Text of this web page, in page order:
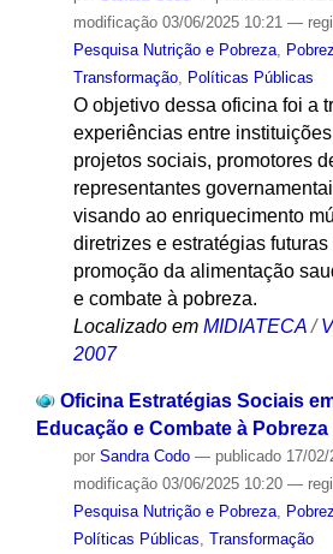
modificação03/06/2025 10:21 —
Pesquisa Nutrição e Pobreza,
Transformação, Políticas Públicas
O objetivo dessa oficina foi a
experiências entre
projetos sociais, promotores
representantes
visando ao enriquecimento
diretrizes e estratégias futuras
promoção da alimentação
e combate à pobreza.
Localizado em MIDIATECA /
2007
Oficina Estratégias Sociais
Educação e Combate à Pobreza
por Sandra Codo — publicado17/02/
modificação03/06/2025 10:20 —
Pesquisa Nutrição e Pobreza,
Políticas Públicas Transformação